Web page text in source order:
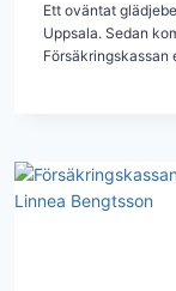
Ett oväntat
Uppsala. Sedan
Försäkringskassan